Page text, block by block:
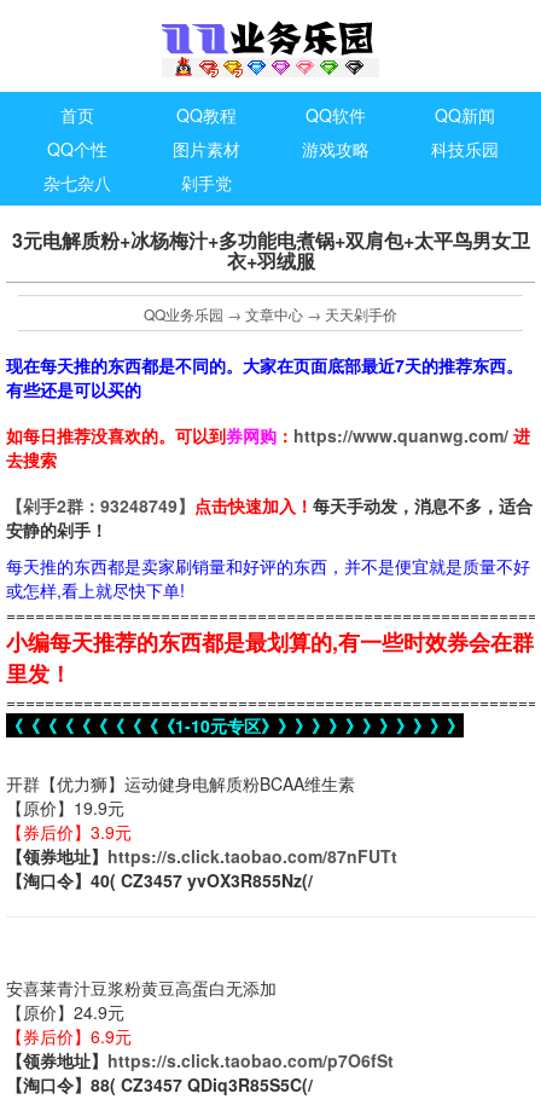
首页 QQ教程 QQ软件
QQ新闻
QQ个性
图片素材 游戏攻略
科技乐园
杂七杂八
剁手党
3元电解质粉+冰杨梅汁+多功能电煮锅+双肩包+太平鸟男女卫
衣+羽绒服
QQ业务乐园 → 文章中心 → 天天剁手价
现在每天推的东西都是不同的。大家在页面底部最近7天的推荐东西。
有些还是可以买的
如每日推荐没喜欢的。可以到券网购 ： https://www.quanwg.com/ 进
去搜索
【剁手2群：93248749】 点击快速加入！ 每天手动发，消息不多，适合
安静的剁手！
每天推的东西都是卖家刷销量和好评的东西，并不是便宜就是质量不好
或怎样,看上就尽快下单!
小编每天推荐的东西都是最划算的,有一些时效券会在群
里发！
《《《《《《《《《《1-10元专区》》》》》》》》》》》》
开群【优力狮】运动健身电解质粉BCAA维生素
【原价】19.9元
【券后价】3.9元
【领券地址】 https://s.click.taobao.com/87nFUTt
【淘口令】40( CZ3457 yvOX3R855Nz(/
安喜莱青汁豆浆粉黄豆高蛋白无添加
【原价】24.9元
【券后价】6.9元
【领券地址】 https://s.click.taobao.com/p7O6fSt
【淘口令】88( CZ3457 QDiq3R85S5C(/